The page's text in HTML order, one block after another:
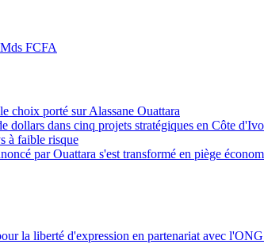
choix porté sur Alassane Ouattara
dollars dans cinq projets stratégiques en Côte
à faible risque
par Ouattara s'est transformé en piège